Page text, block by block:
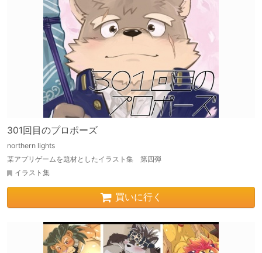
301回目のプロポーズ
northern lights
某アプリゲームを題材としたイラスト集 第四弾
イラスト集
買いに行く